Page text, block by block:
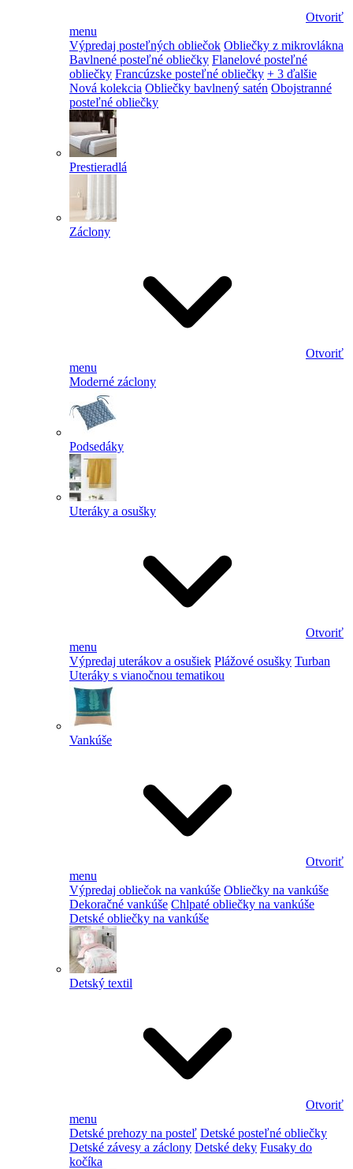
Otvoriť
menu
Výpredaj posteľných obliečok Obliečky z mikrovlákna
Bavlnené posteľné obliečky Flanelové posteľné
obliečky Francúzske posteľné obliečky + 3 ďalšie
Nová kolekcia Obliečky bavlnený satén Obojstranné
posteľné obliečky
Prestieradlá
Záclony
Otvoriť
menu
Moderné záclony
Podsedáky
Uteráky a osušky
Otvoriť
menu
Výpredaj uterákov a osušiek Plážové osušky Turban
Uteráky s vianočnou tematikou
Vankúše
Otvoriť
menu
Výpredaj obliečok na vankúše Obliečky na vankúše
Dekoračné vankúše Chlpaté obliečky na vankúše
Detské obliečky na vankúše
Detský textil
Otvoriť
menu
Detské prehozy na posteľ Detské posteľné obliečky
Detské závesy a záclony Detské deky Fusaky do
kočíka